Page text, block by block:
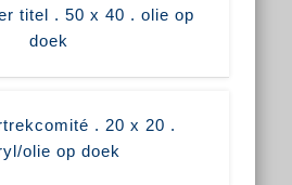
titel . 50 x 40 . olie op
doek
. 20 x 20 .
olie op doek